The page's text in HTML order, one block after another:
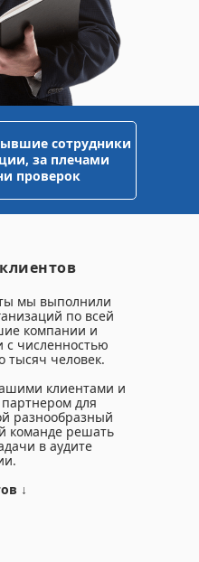
сотрудники
за плечами
проверок
мы выполнили
по всей
компании и
численностью
тысяч человек.
клиентами и
для
разнообразный
команде решать
в аудите
↓